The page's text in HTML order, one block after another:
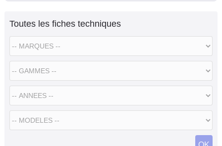
Toutes les fiches techniques